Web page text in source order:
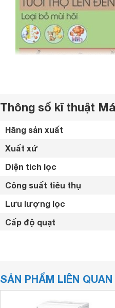
SẤY KHÔ QUẦN ÁO
Nhanh chóng sấy khô
Thông số kĩ thuật
Hãng sản xuất
Xuất xứ
Diện tích lọc
Công suất tiêu thụ
Lưu lượng lọc
Cấp độ quạt
Đèn hiện thị
SẢN PHẨM LIÊN QUAN